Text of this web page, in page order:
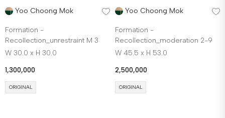
Yoo Choong Mok
Formation -
Recollection_unrestraint M 3
W 30.0 x H 30.0
1,300,000
ORIGINAL
Yoo Choong Mok
Formation -
Recollection_moderation 2-9
W 45.5 x H 53.0
2,500,000
ORIGINAL